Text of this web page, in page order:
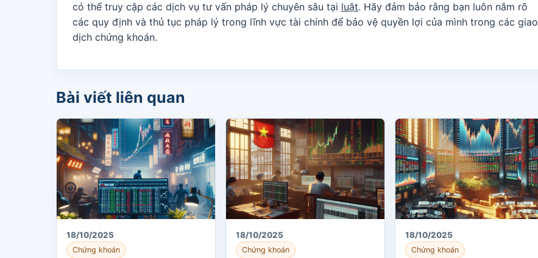
có thể truy cập các dịch vụ tư vấn pháp lý chuyên sâu tại luật. Hãy đảm bảo rằng bạn luôn nắm rõ
các quy định và thủ tục pháp lý trong lĩnh vực tài chính để bảo vệ quyền lợi của mình trong các giao
dịch chứng khoán.
Bài viết liên quan
18/10/2025
Chứng khoán
18/10/2025
Chứng khoán
18/10/2025
Chứng khoán